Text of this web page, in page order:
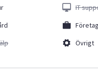
IT
Övrigt